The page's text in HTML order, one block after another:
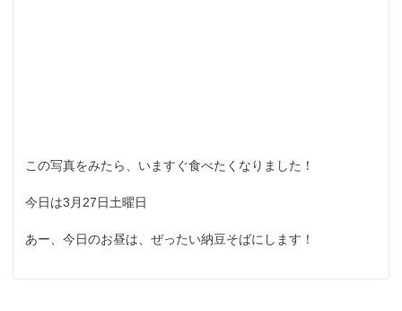
この写真をみたら、いますぐ食べたくなりました！
今日は3月27日土曜日
あー、今日のお昼は、ぜったい納豆そばにします！